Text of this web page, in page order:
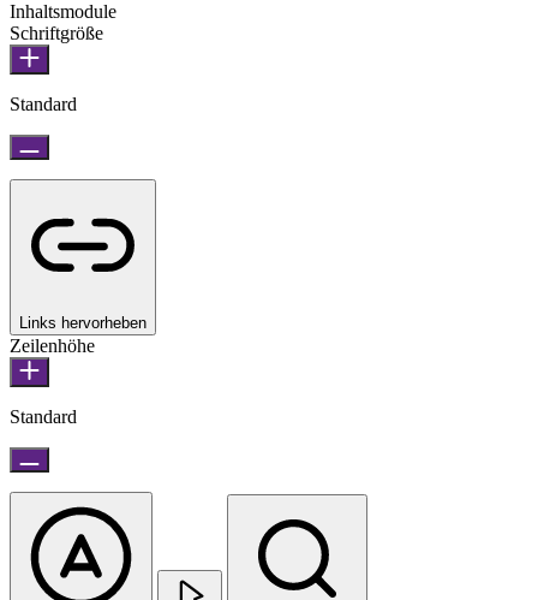
Inhaltsmodule
Schriftgröße
Standard
Links hervorheben
Zeilenhöhe
Standard